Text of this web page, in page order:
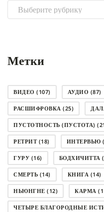
Выбрать
рубрику
Метки
ВИДЕО (107) АУДИО (87)
РАСШИФРОВКА (25)
ПУСТОТНОСТЬ (ПУСТОТА)
РЕТРИТ(18) ИНТЕРВЬЮ
ГУРУ (16) БОДХИЧИТТА
СМЕРТЬ (14) КНИГА (14)
НЬЮНГНЕ (12) КАРМА
ЧЕТЫРЕ БЛАГОРОДНЫЕ